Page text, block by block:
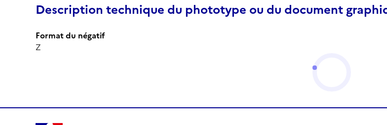
Description technique du phototype ou du document
Format du négatif
Z